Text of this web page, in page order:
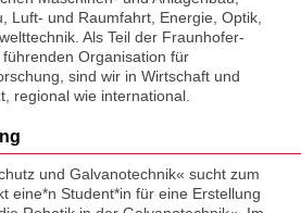
Luft- und Raumfahrt, Energie, Optik,
Als Teil der Fraunhofer-
Organisation für
sind wir in Wirtschaft und
regional wie international.
und Galvanotechnik« sucht zum
eine*n Student*in für eine Erstellung